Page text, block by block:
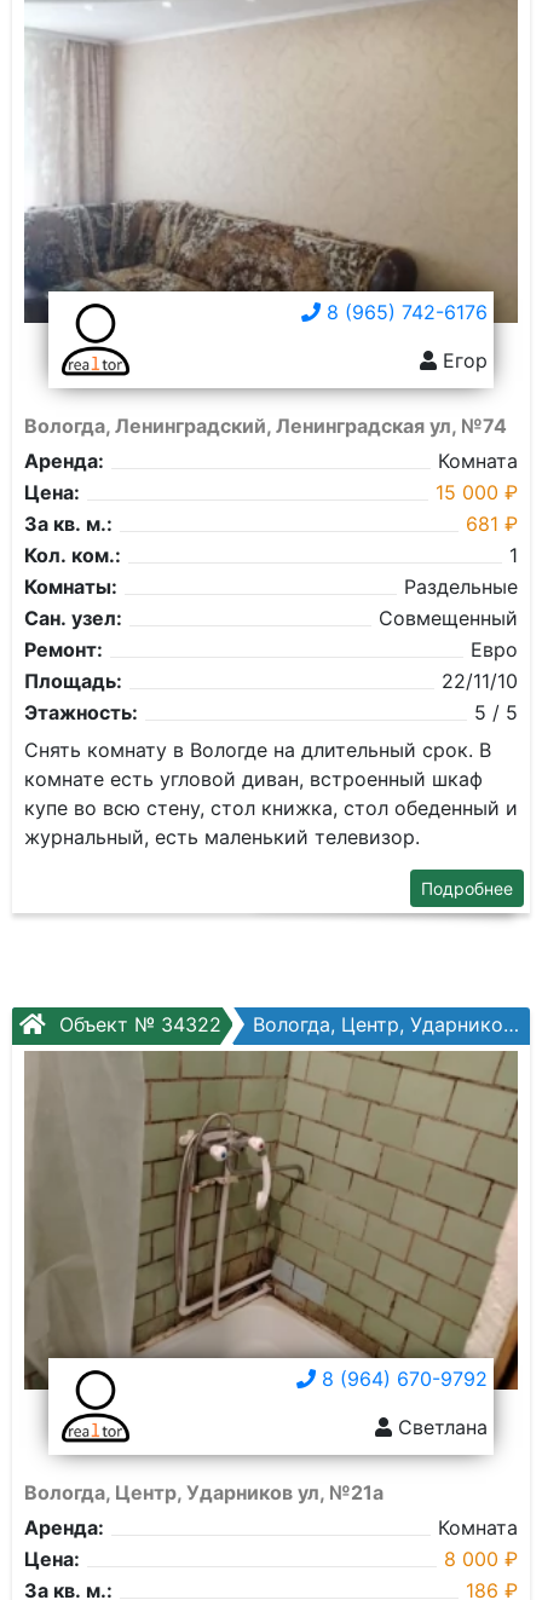
8 (965) 742-6176
Егор
Вологда, Ленинградский, Ленинградская ул, №74
Аренда:
Комната
Цена:
15 000 ₽
За кв. м.:
681 ₽
Кол. ком.:
1
Комнаты:
Раздельные
Сан. узел:
Совмещенный
Ремонт:
Евро
Площадь:
22/11/10
Этажность:
5 / 5
Снять комнату в Вологде на длительный срок. В
комнате есть угловой диван, встроенный шкаф
купе во всю стену, стол книжка, стол обеденный и
журнальный, есть маленький телевизор.
Подробнее
Объект № 34322 Вологда, Центр, Ударников ул, №21а
8 (964) 670-9792
Светлана
Вологда, Центр, Ударников ул, №21а
Аренда:
Комната
Цена:
8 000 ₽
За кв. м.:
186 ₽